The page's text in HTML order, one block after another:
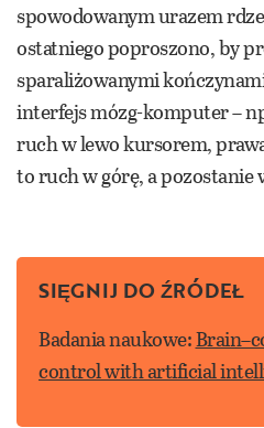
spowodowanym urazem
ostatniego poproszono, by
sparaliżowanymi
interfejs mózg-komputer –
ruch w lewo kursorem,
to ruch w górę, a pozostanie
SIĘGNIJ DO ŹRÓDEŁ
Badania naukowe:
control with artificial